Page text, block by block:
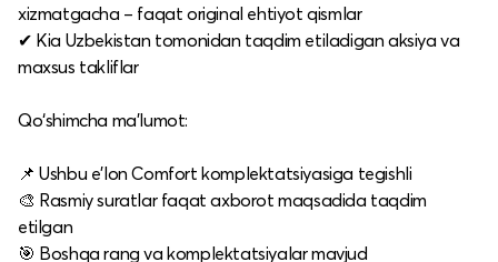
xizmatgacha – faqat original ehtiyot qismlar
✔ Kia Uzbekistan tomonidan taqdim etiladigan aksiya va
maxsus takliflar
Qo‘shimcha ma’lumot:
📌 Ushbu e’lon Comfort komplektatsiyasiga tegishli
🎨 Rasmiy suratlar faqat axborot maqsadida taqdim
etilgan
🎯 Boshqa rang va komplektatsiyalar mavjud